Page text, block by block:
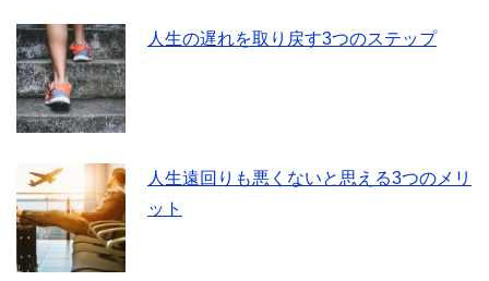
人生の遅れを取り戻す3つのステップ
人生遠回りも悪くないと思える3つのメリ
ット